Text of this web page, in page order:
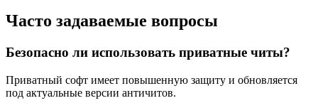
Часто задаваемые вопросы
Безопасно ли использовать приватные читы?
Приватный софт имеет повышенную защиту и обновляется
под актуальные версии античитов.